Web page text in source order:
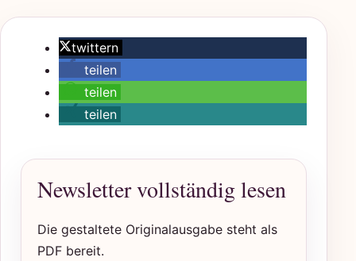
twittern
teilen
teilen
teilen
Newsletter vollständig lesen
Die gestaltete Originalausgabe steht als
PDF bereit.